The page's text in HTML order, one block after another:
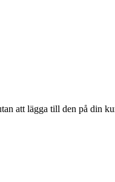
att lägga till den på din